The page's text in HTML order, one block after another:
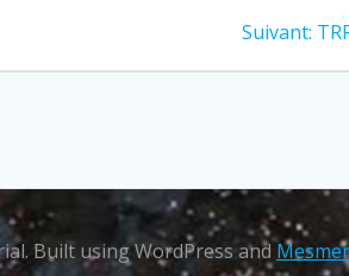
Suivant:
Built using WordPress and